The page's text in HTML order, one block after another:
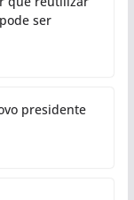
ser
presidente